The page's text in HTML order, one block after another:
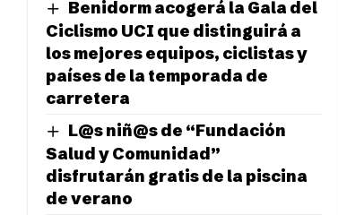
Benidorm acogerá la Gala del
Ciclismo UCI que distinguirá a
los mejores equipos, ciclistas y
países de la temporada de
carretera
L@s niñ@s de “Fundación
Salud y Comunidad”
disfrutarán gratis de la piscina
de verano